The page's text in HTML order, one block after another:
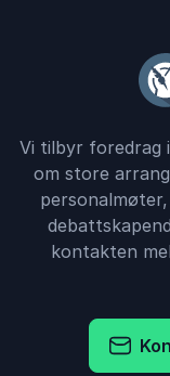
Vi tilbyr foredrag
om store
kontakten